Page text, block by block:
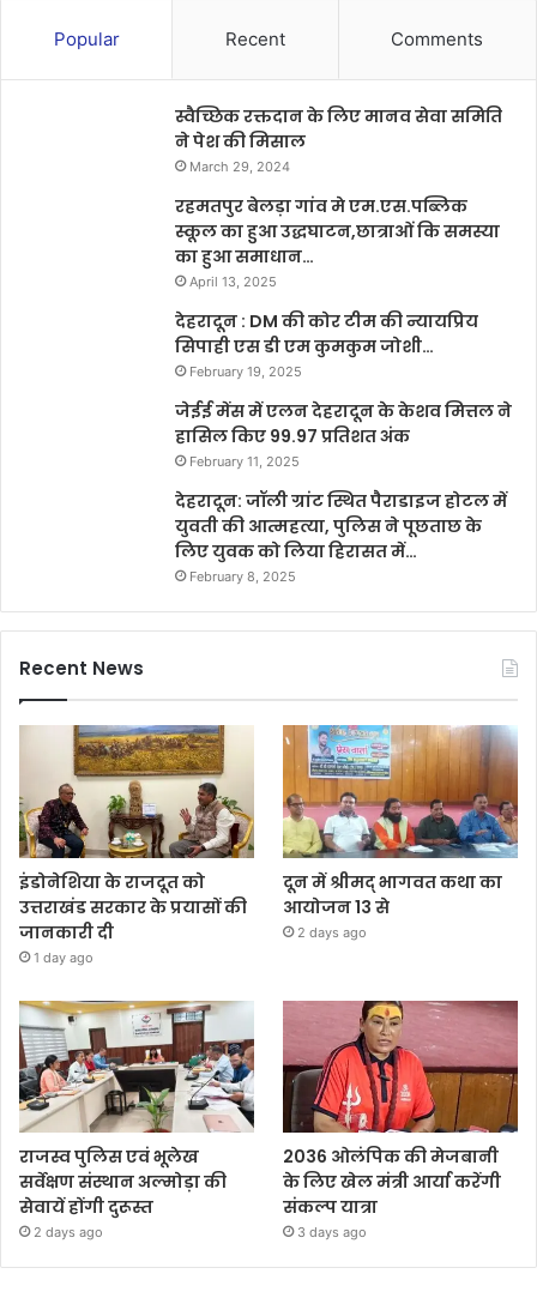
Popular Recent Comments
स्वैच्छिक रक्तदान के लिए मानव सेवा समिति
ने पेश की मिसाल
March 29, 2024
रहमतपुर बेलड़ा गांव मे एम.एस.पब्लिक
स्कूल का हुआ उद्धघाटन,छात्राओं कि समस्या
का हुआ समाधान…
April 13, 2025
देहरादून : DM की कोर टीम की न्यायप्रिय
सिपाही एस डी एम कुमकुम जोशी…
February 19, 2025
जेईई मेंस में एलन देहरादून के केशव मित्तल ने
हासिल किए 99.97 प्रतिशत अंक
February 11, 2025
देहरादून: जॉली ग्रांट स्थित पैराडाइज होटल में
युवती की आत्महत्या, पुलिस ने पूछताछ के
लिए युवक को लिया हिरासत में…
February 8, 2025
Recent News
इंडोनेशिया के राजदूत को
उत्तराखंड सरकार के प्रयासों की
जानकारी दी
1 day ago
दून में श्रीमद् भागवत कथा का
आयोजन 13 से
2 days ago
राजस्व पुलिस एवं भूलेख
सर्वेक्षण संस्थान अल्मोड़ा की
सेवायें होंगी दुरूस्त
2 days ago
2036 ओलंपिक की मेजबानी
के लिए खेल मंत्री आर्या करेंगी
संकल्प यात्रा
3 days ago